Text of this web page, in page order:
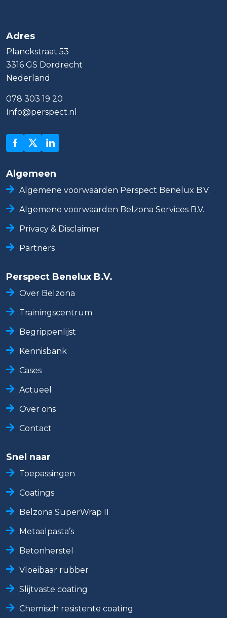
Adres
Planckstraat 53
3316 GS Dordrecht
Nederland
078 303 19 20
Info@perspect.nl
Algemeen
Algemene voorwaarden Perspect Benelux B.V.
Algemene voorwaarden Belzona Services B.V.
Privacy & Disclaimer
Partners
Perspect Benelux B.V.
Over Belzona
Trainingscentrum
Begrippenlijst
Kennisbank
Cases
Actueel
Over ons
Contact
Snel naar
Toepassingen
Coatings
Belzona SuperWrap II
Metaalpasta’s
Betonherstel
Vloeibaar rubber
Slijtvaste coating
Chemisch resistente coating